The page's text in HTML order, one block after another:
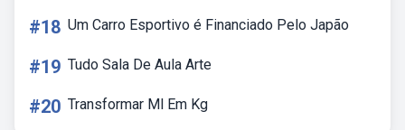
#18 Um Carro Esportivo é Financiado Pelo Japão
#19 Tudo Sala De Aula Arte
#20 Transformar Ml Em Kg